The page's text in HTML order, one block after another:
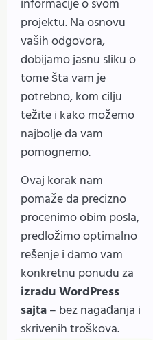
informacije o svom
projektu. Na osnovu
vaših odgovora,
dobijamo jasnu sliku o
tome šta vam je
potrebno, kom cilju
težite i kako možemo
najbolje da vam
pomognemo.
Ovaj korak nam
pomaže da precizno
procenimo obim posla,
predložimo optimalno
rešenje i damo vam
konkretnu ponudu za
izradu WordPress
sajta– bez nagađanja i
skrivenih troškova.